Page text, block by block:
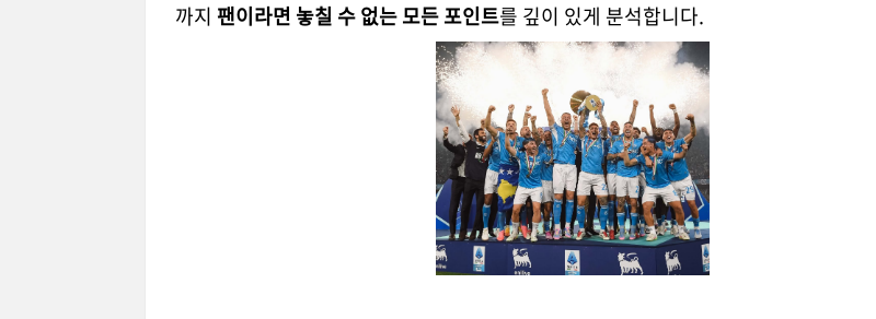
까지 팬이라면 놓칠 수 없는 모든 포인트를 깊이 있게 분석합니다.